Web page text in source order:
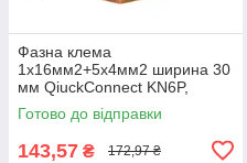
Фазна клема
1x16мм2+5x4мм2 ширина 30
мм QiuckConnect KN6P,
Hager клемний блок, для
щита Хагер, боксу, шафи
Готово до відправки
143,57 ₴ 172,97 ₴